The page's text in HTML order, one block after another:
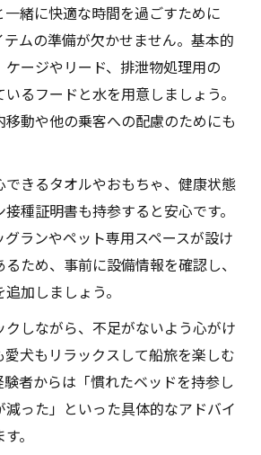
船を楽しめるスポット選定のコ
遊覧船が叶う場所を賢く選ぶ方
ットと過ごすための場所選び基
犬連れ旅行におすすめの選び方
を利用する際に必要な持ち物リ
連れ時に必須の持ち物と準備品
遊覧船旅行で役立つ持ち物リス
一緒に快適な時間を過ごすために
ムの準備が欠かせません。基本的
ージやリード、排泄物処理用の
るフードと水を用意しましょう。
動や他の乗客への配慮のためにも
できるタオルやおもちゃ、健康状態
種証明書も持参すると安心です。
ランやペット専用スペースが設け
ため、事前に設備情報を確認し、
加しましょう。
しながら、不足がないよう心がけ
愛犬もリラックスして船旅を楽しむ
者からは「慣れたベッドを持参し
減った」といった具体的なアドバイ
。